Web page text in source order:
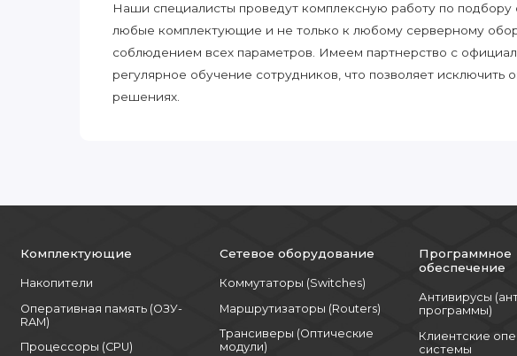
Наши специалисты проведут комплексную работу по подбору
любые комплектующие и не только к любому серверному
соблюдением всех параметров. Имеем партнерство с
регулярное обучение сотрудников, что позволяет
решениях.
Комплектующие
Накопители
Оперативная память (ОЗУ-
RAM)
Процессоры (CPU)
Сетевое оборудование
Коммутаторы (Switches)
Маршрутизаторы (Routers)
Трансиверы (Оптические
модули)
Программное
обеспечение
Антивирусы
программы)
Клиентские
системы